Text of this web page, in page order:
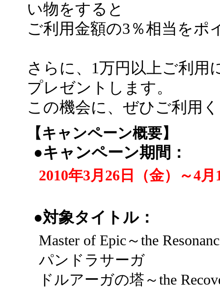
い物をすると
ご利用金額の3％相当をポ
さらに、1万円以上ご利用
プレゼントします。
この機会に、ぜひご利用
【キャンペーン概要】
●キャンペーン期間：
2010年3月26日（金）～4
●対象タイトル：
Master of Epic～the
パンドラサーガ
ドルアーガの塔～the